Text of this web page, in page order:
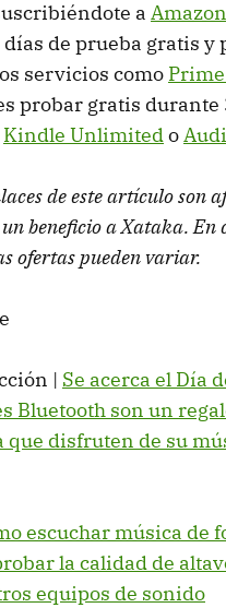
a
de prueba gratis y
servicios como
probar gratis durante
Kindle Unlimitedo
de este artículo son
beneficio a Xataka. En
ofertas pueden variar.
| Se acerca el Día
Bluetooth son un
que disfruten de su
escuchar música de
la calidad de
equipos de sonido